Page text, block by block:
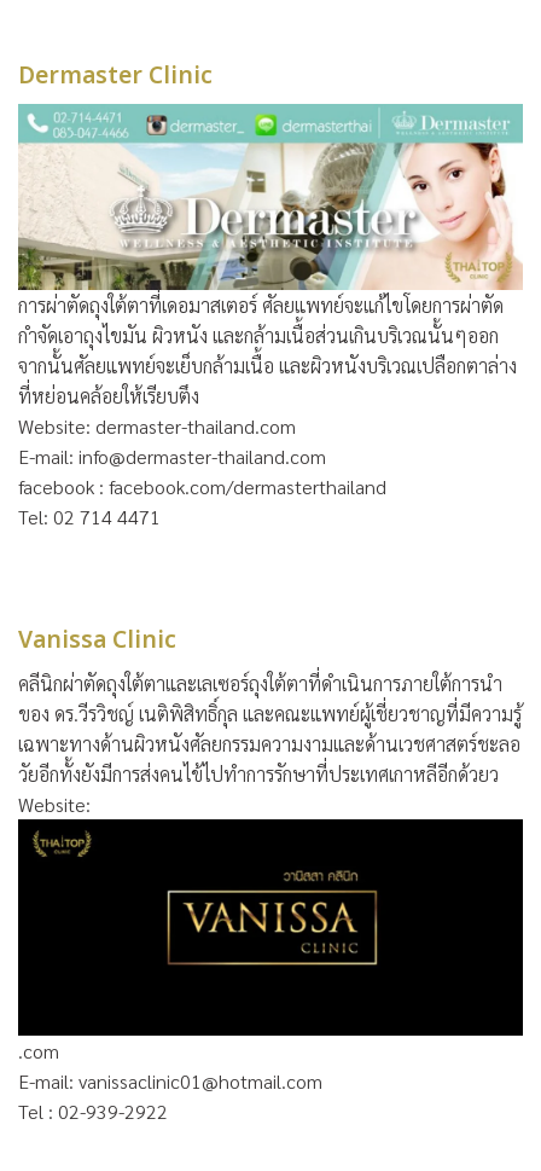
Dermaster Clinic
การผ่าตัดถุงใต้ตาที่เดอมาสเตอร์ ศัลยแพทย์จะแก้ไขโดยการผ่าตัด
กำจัดเอาถุงไขมัน ผิวหนัง และกล้ามเนื้อส่วนเกินบริเวณนั้นๆออก
จากนั้นศัลยแพทย์จะเย็บกล้ามเนื้อ และผิวหนังบริเวณเปลือกตาล่าง
ที่หย่อนคล้อยให้เรียบตึง
Website: dermaster-thailand.com
E-mail: info@dermaster-thailand.com
facebook : facebook.com/dermasterthailand
Tel: 02 714 4471
Vanissa Clinic
คลีนิกผ่าตัดถุงใต้ตาและเลเซอร์ถุงใต้ตาที่ดำเนินการภายใต้การนำ
ของ ดร.วีรวิชญ์ เนติพิสิทธิ์กุล และคณะแพทย์ผู้เชี่ยวชาญที่มีความรู้
เฉพาะทางด้านผิวหนังศัลยกรรมความงามและด้านเวชศาสตร์ชะลอ
วัยอีกทั้งยังมีการส่งคนไข้ไปทำการรักษาที่ประเทศเกาหลีอีกด้วยว
Website:
.com
E-mail: vanissaclinic01@hotmail.com
Tel : 02-939-2922